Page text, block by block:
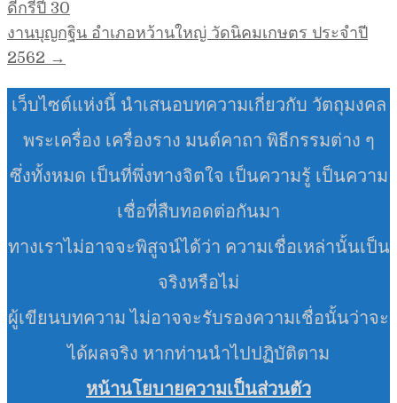
เรื่อง
ดีกรีปี 30
งานบุญกฐิน อำเภอหว้านใหญ่ วัดนิคมเกษตร ประจำปี
2562 →
เว็บไซต์แห่งนี้ นำเสนอบทความเกี่ยวกับ วัตถุมงคล
พระเครื่อง เครื่องราง มนต์คาถา พิธีกรรมต่าง ๆ
ซึ่งทั้งหมด เป็นที่พึ่งทางจิตใจ เป็นความรู้ เป็นความ
เชื่อที่สืบทอดต่อกันมา
ทางเราไม่อาจจะพิสูจน์ได้ว่า ความเชื่อเหล่านั้นเป็น
จริงหรือไม่
ผู้เขียนบทความ ไม่อาจจะรับรองความเชื่อนั้นว่าจะ
ได้ผลจริง หากท่านนำไปปฏิบัติตาม
หน้านโยบายความเป็นส่วนตัว